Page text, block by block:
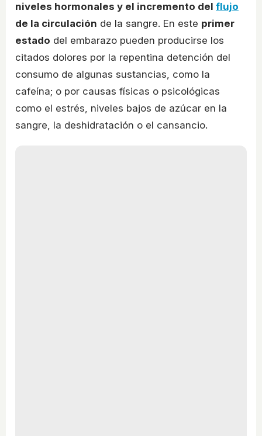
niveles hormonales y el incremento del flujo
de la circulación de la sangre. En este primer
estado del embarazo pueden producirse los
citados dolores por la repentina detención del
consumo de algunas sustancias, como la
cafeína; o por causas físicas o psicológicas
como el estrés, niveles bajos de azúcar en la
sangre, la deshidratación o el cansancio.